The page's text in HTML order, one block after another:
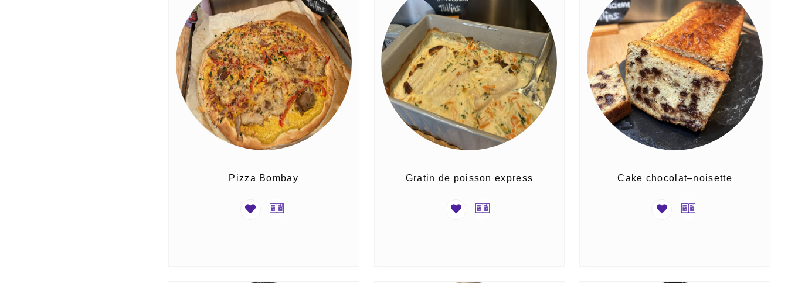
Pizza Bombay Gratin de poisson express Cake chocolat–noisette